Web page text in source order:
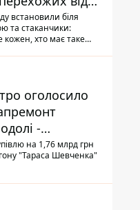
встановили біля
та стаканчики:
хто має таке
оголосило
-
два роки
на 1,76 млрд грн
"Тараса Шевченка"